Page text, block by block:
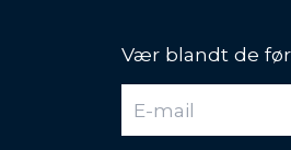
Vær blandt de